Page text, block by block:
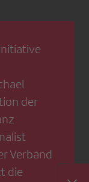
der
Verband
die